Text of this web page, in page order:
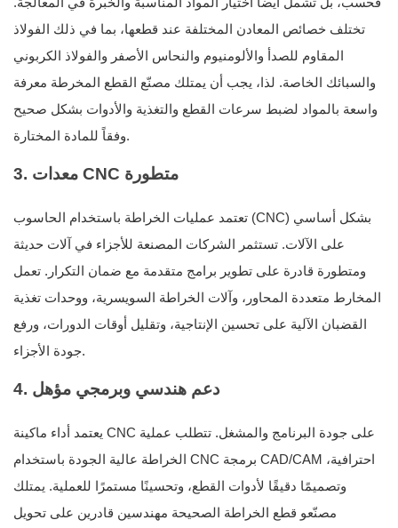
تختلف خصائص المعادن المختلفة عند قطعها، بما في ذلك الفولاذ
المقاوم للصدأ والألومنيوم والنحاس الأصفر والفولاذ الكربوني
والسبائك الخاصة. لذا، يجب أن يمتلك مصنّع القطع المخرطة معرفة
واسعة بالمواد لضبط سرعات القطع والتغذية والأدوات بشكل صحيح
وفقاً للمادة المختارة.
3. معدات CNC متطورة
تعتمد عمليات الخراطة باستخدام الحاسوب (CNC) بشكل أساسي
على الآلات. تستثمر الشركات المصنعة للأجزاء في آلات حديثة
ومتطورة قادرة على تطوير برامج متقدمة مع ضمان التكرار. تعمل
المخارط متعددة المحاور، وآلات الخراطة السويسرية، ووحدات تغذية
القضبان الآلية على تحسين الإنتاجية، وتقليل أوقات الدورات، ورفع
جودة الأجزاء.
4. دعم هندسي وبرمجي مؤهل
يعتمد أداء ماكينة CNC على جودة البرنامج والمشغل. تتطلب عملية
الخراطة عالية الجودة باستخدام CNC برمجة CAD/CAM احترافية،
وتصميمًا دقيقًا لأدوات القطع، وتحسينًا مستمرًا للعملية. يمتلك
مصنّعو قطع الخراطة الصحيحة مهندسين قادرين على تحويل